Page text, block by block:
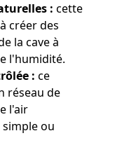
: cette
créer des
la cave à
l'humidité.
: ce
réseau de
l'air
ou